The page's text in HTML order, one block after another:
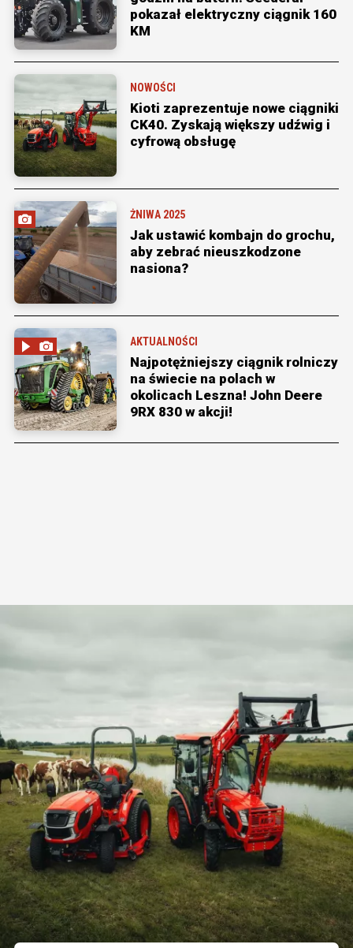
pokazał elektryczny ciągnik 160
KM
NOWOŚCI
Kioti zaprezentuje nowe ciągniki
CK40. Zyskają większy udźwig i
cyfrową obsługę
ŻNIWA 2025
Jak ustawić kombajn do grochu,
aby zebrać nieuszkodzone
nasiona?
AKTUALNOŚCI
Najpotężniejszy ciągnik rolniczy
na świecie na polach w
okolicach Leszna! John Deere
9RX 830 w akcji!